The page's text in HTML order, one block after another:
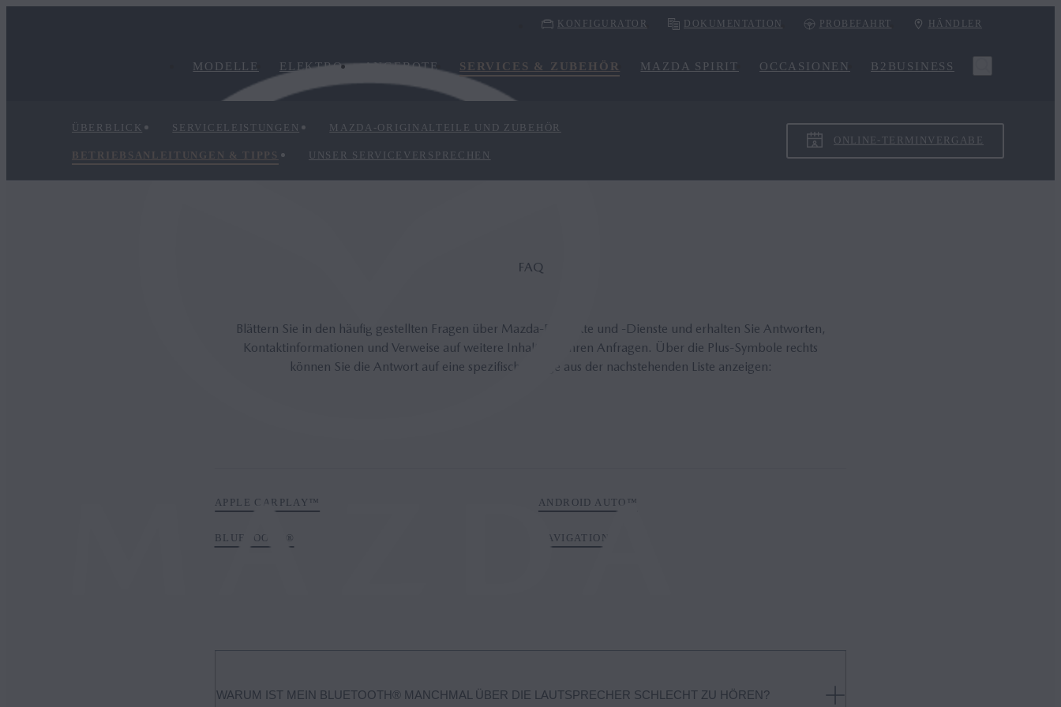
KONFIGURATOR DOKUMENTATION PROBEFAHRT HÄNDLER
MODELLE ELEKTRO ANGEBOTE SERVICES & ZUBEHÖR MAZDA SPIRIT OCCASIONEN B2BUSINESS
ÜBERBLICK SERVICELEISTUNGEN MAZDA-ORIGINALTEILE UND ZUBEHÖR
BETRIEBSANLEITUNGEN & TIPPS UNSER SERVICEVERSPRECHEN
ONLINE-TERMINVERGABE
FAQ
Blättern Sie in den häufig gestellten Fragen über Mazda-Produkte und -Dienste und erhalten Sie Antworten,
Kontaktinformationen und Verweise auf weitere Inhalte zu Ihren Anfragen. Über die Plus-Symbole rechts
können Sie die Antwort auf eine spezifische Frage aus der nachstehenden Liste anzeigen:
APPLE CARPLAY™ ANDROID AUTO™
BLUETOOTH® NAVIGATION
WARUM IST MEIN BLUETOOTH® MANCHMAL ÜBER DIE LAUTSPRECHER SCHLECHT ZU HÖREN?